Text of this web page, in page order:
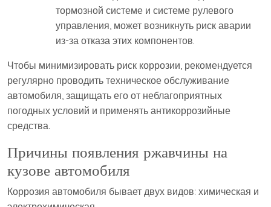
тормозной системе и системе рулевого
управления, может возникнуть риск аварии
из-за отказа этих компонентов.
Чтобы минимизировать риск коррозии, рекомендуется
регулярно проводить техническое обслуживание
автомобиля, защищать его от неблагоприятных
погодных условий и применять антикоррозийные
средства.
Причины появления ржавчины на
кузове автомобиля
Коррозия автомобиля бывает двух видов: химическая и